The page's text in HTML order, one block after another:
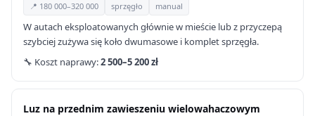
📍 180 000–320 000 sprzęgło manual
W autach eksploatowanych głównie w mieście lub z przyczepą
szybciej zużywa się koło dwumasowe i komplet sprzęgła.
🔧 Koszt naprawy:2 500–5 200 zł
Luz na przednim zawieszeniu wielowahaczowym